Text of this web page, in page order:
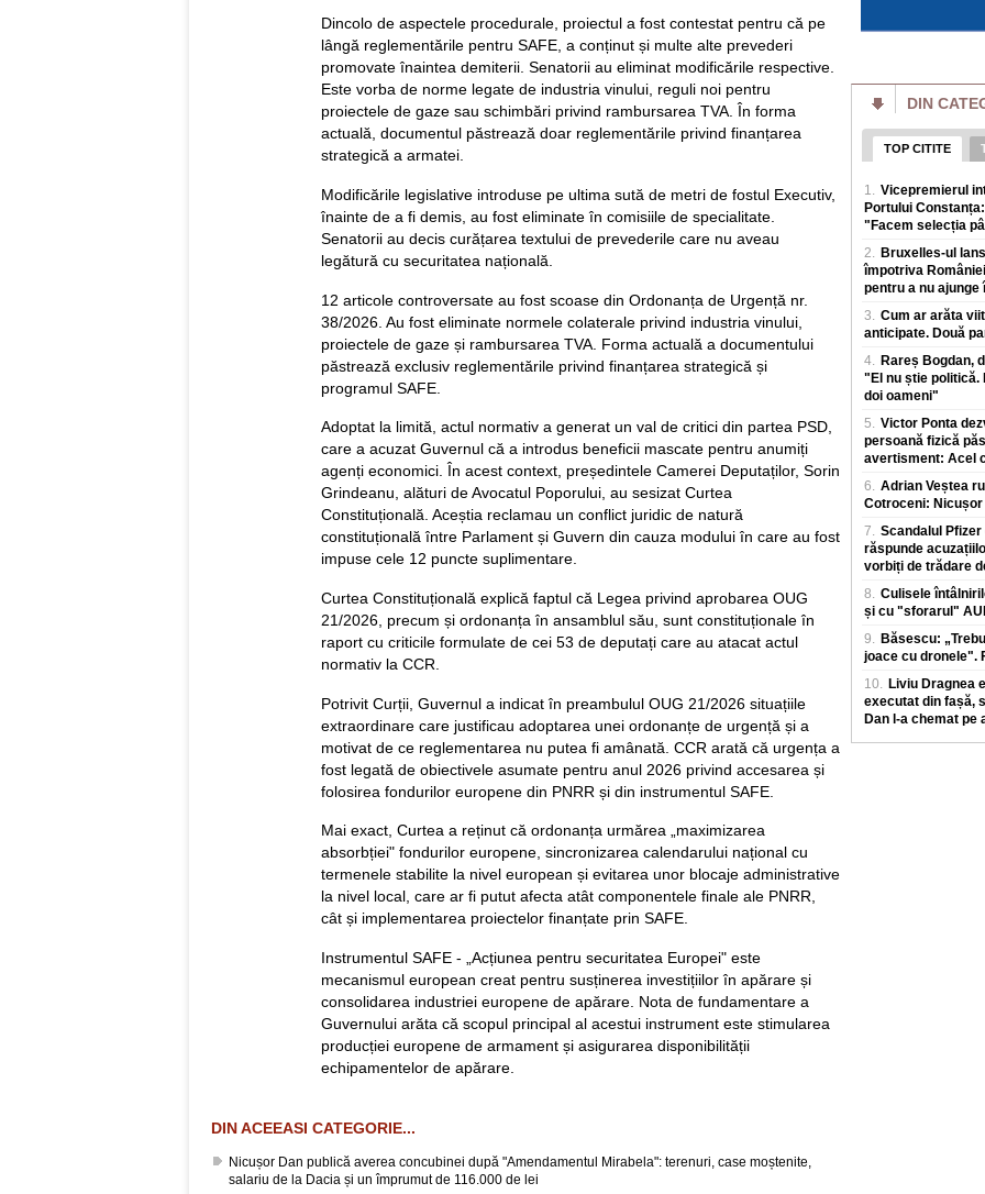
Dincolo de aspectele procedurale, proiectul a fost contestat pentru că pe
lângă reglementările pentru SAFE, a conținut și multe alte prevederi
promovate înaintea demiterii. Senatorii au eliminat modificările respective.
Este vorba de norme legate de industria vinului, reguli noi pentru
proiectele de gaze sau schimbări privind rambursarea TVA. În forma
actuală, documentul păstrează doar reglementările privind finanțarea
strategică a armatei.
Modificările legislative introduse pe ultima sută de metri de fostul Executiv,
înainte de a fi demis, au fost eliminate în comisiile de specialitate.
Senatorii au decis curățarea textului de prevederile care nu aveau
legătură cu securitatea națională.
12 articole controversate au fost scoase din Ordonanța de Urgență nr.
38/2026. Au fost eliminate normele colaterale privind industria vinului,
proiectele de gaze și rambursarea TVA. Forma actuală a documentului
păstrează exclusiv reglementările privind finanțarea strategică și
programul SAFE.
Adoptat la limită, actul normativ a generat un val de critici din partea PSD,
care a acuzat Guvernul că a introdus beneficii mascate pentru anumiți
agenți economici. În acest context, președintele Camerei Deputaților, Sorin
Grindeanu, alături de Avocatul Poporului, au sesizat Curtea
Constituțională. Aceștia reclamau un conflict juridic de natură
constituțională între Parlament și Guvern din cauza modului în care au fost
impuse cele 12 puncte suplimentare.
Curtea Constituțională explică faptul că Legea privind aprobarea OUG
21/2026, precum și ordonanța în ansamblul său, sunt constituționale în
raport cu criticile formulate de cei 53 de deputați care au atacat actul
normativ la CCR.
Potrivit Curții, Guvernul a indicat în preambulul OUG 21/2026 situațiile
extraordinare care justificau adoptarea unei ordonanțe de urgență și a
motivat de ce reglementarea nu putea fi amânată. CCR arată că urgența a
fost legată de obiectivele asumate pentru anul 2026 privind accesarea și
folosirea fondurilor europene din PNRR și din instrumentul SAFE.
Mai exact, Curtea a reținut că ordonanța urmărea „maximizarea
absorbției" fondurilor europene, sincronizarea calendarului național cu
termenele stabilite la nivel european și evitarea unor blocaje administrative
la nivel local, care ar fi putut afecta atât componentele finale ale PNRR,
cât și implementarea proiectelor finanțate prin SAFE.
Instrumentul SAFE - „Acțiunea pentru securitatea Europei" este
mecanismul european creat pentru susținerea investițiilor în apărare și
consolidarea industriei europene de apărare. Nota de fundamentare a
Guvernului arăta că scopul principal al acestui instrument este stimularea
producției europene de armament și asigurarea disponibilității
echipamentelor de apărare.
DIN ACEEASI CATEGORIE...
Nicușor Dan publică averea concubinei după "Amendamentul Mirabela": terenuri, case moștenite,
salariu de la Dacia și un împrumut de 116.000 de lei
„Văduvele
înainte să fie
după aceea!
armatei pentru a
Scandal după
Motreanu: „PNL
guvernare alături
pune in pericol
Redresare și
Smartwatch
Funcțiile care
În ultimii ani,
simplu accesoriu
monitorizeze s
DIN
TOP CITITE
1. Vicepremierul
Portului
"Facem selecția
2. Bruxelles-ul
împotriva
pentru a nu
3. Cum ar arăta
anticipate. Două
4. Rareș Bogdan,
"El nu știe politică.
doi oameni"
5. Victor Ponta
persoană fizică
avertisment: Acel
6. Adrian Veștea
Cotroceni: Nicușor
7. Scandalul
răspunde
vorbiți de trădare
8. Culisele
și cu "sforarul"
9. Băsescu:
joace cu dronele".
10. Liviu Dragnea
executat din fașă,
Dan l-a chemat pe